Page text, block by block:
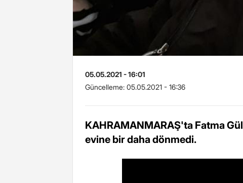
05.05.2021 - 16:01
Güncelleme: 05.05.2021 - 16:36
KAHRAMANMARAŞ'ta Fatma Gül
evine bir daha dönmedi.